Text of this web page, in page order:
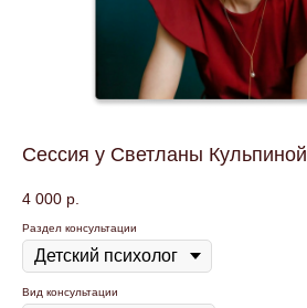
Сессия у Светланы Кульпиной
4 000 р.
Раздел консультации
Вид консультации